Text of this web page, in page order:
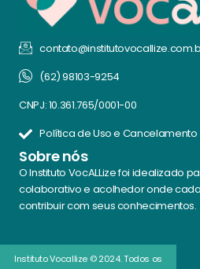
(62) 98103-9254
CNPJ: 10.361.765/0001-00
Política de Uso e Cancelamento
Sobre nós
O Instituto VocALLize foi idealizado
colaborativo e acolhedor onde
contribuir com seus conhecimentos.
Instituto Vocallize © 2024. Todos os